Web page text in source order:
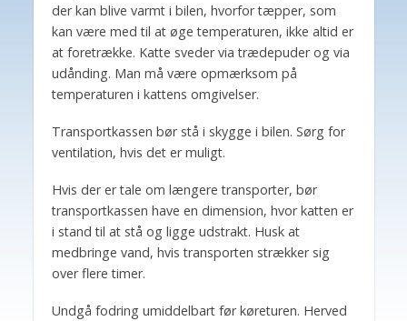
der kan blive varmt i bilen, hvorfor tæpper, som
kan være med til at øge temperaturen, ikke altid er
at foretrække. Katte sveder via trædepuder og via
udånding. Man må være opmærksom på
temperaturen i kattens omgivelser.
Transportkassen bør stå i skygge i bilen. Sørg for
ventilation, hvis det er muligt.
Hvis der er tale om længere transporter, bør
transportkassen have en dimension, hvor katten er
i stand til at stå og ligge udstrakt. Husk at
medbringe vand, hvis transporten strækker sig
over flere timer.
Undgå fodring umiddelbart før køreturen. Herved